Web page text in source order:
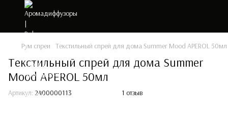
Рум спреи Текстильный спрей для дома Summer Mood APEROL 50мл
Текстильный спрей для дома Summer
Mood APEROL 50мл
Артикул: 2400000113 1 отзыв